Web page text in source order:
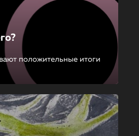
положительные итоги